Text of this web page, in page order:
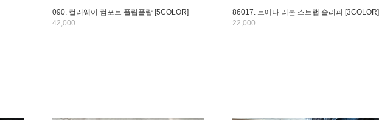
090. 컬러웨이 컴포트 플립플랍 [5COLOR]
42,000
86017. 르에나 리본 스트랩 슬리퍼 [3COLOR]
22,000